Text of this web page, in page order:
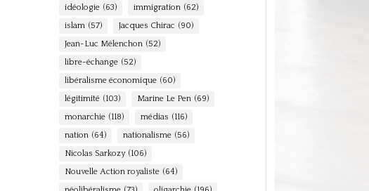
idéologie (63) immigration (62)
islam (57) Jacques Chirac (90)
Jean-Luc Mélenchon (52)
libre-échange (52)
libéralisme économique (60)
légitimité (103) Marine Le Pen (69)
monarchie (118) médias (116)
nation (64) nationalisme (56)
Nicolas Sarkozy (106)
Nouvelle Action royaliste (64)